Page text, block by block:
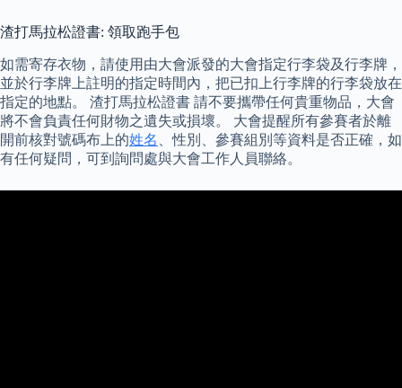
渣打馬拉松證書: 領取跑手包
如需寄存衣物，請使用由大會派發的大會指定行李袋及行李牌，
並於行李牌上註明的指定時間內，把已扣上行李牌的行李袋放在
指定的地點。 渣打馬拉松證書 請不要攜帶任何貴重物品，大會
將不會負責任何財物之遺失或損壞。 大會提醒所有參賽者於離
開前核對號碼布上的姓名
、性別、參賽組別等資料是否正確，如
有任何疑問，可到詢問處與大會工作人員聯絡。